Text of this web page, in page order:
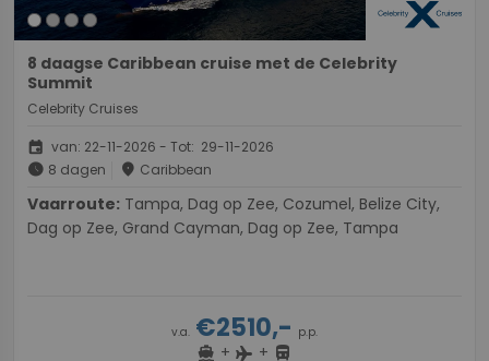
8 daagse Caribbean cruise met de Celebrity
Summit
Celebrity Cruises
event van: 22-11-2026 - Tot: 29-11-2026
schedule 8 dagen place Caribbean
Vaarroute:
Dag op Zee, Grand Cayman, Dag op Zee, Tampa
v.a. €2510,- p.p.
directions_boat + flight + directions_bus